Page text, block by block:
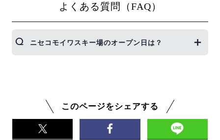
よくある質問（FAQ）
ニセコモイワスキー場のオープン日は？
までの営業でした。
このページをシェアする